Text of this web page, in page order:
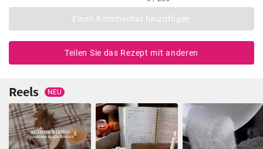
Einen Kommentar hinzufügen
Teilen Sie das Rezept mit anderen
Reels NEU